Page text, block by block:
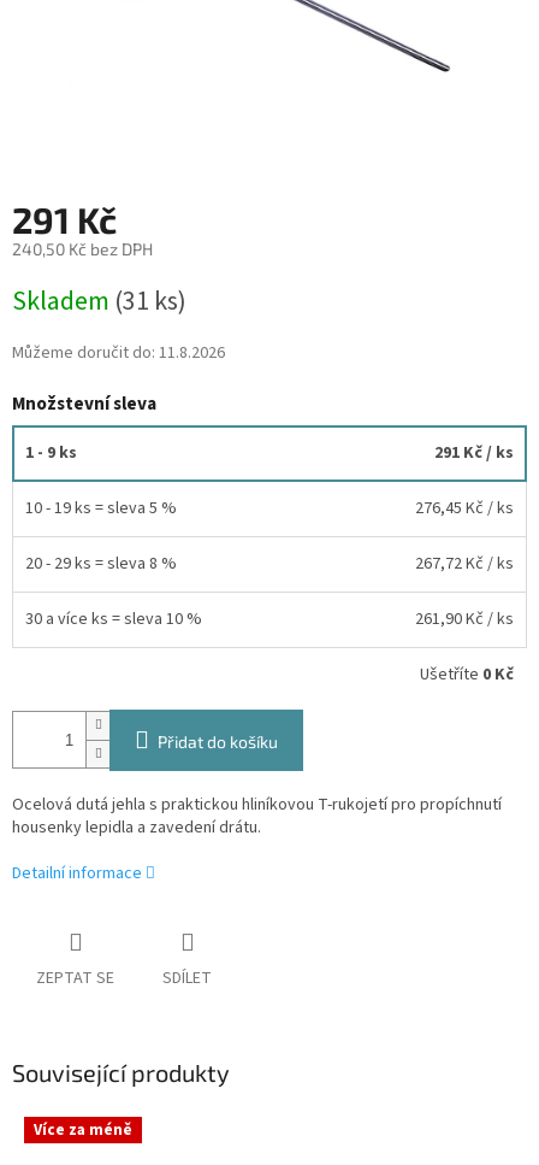
291 Kč
240,50 Kč bez DPH
cena:
Skladem (31 ks)
Můžeme doručit do: 11.8.2026
Množstevní sleva
1 - 9 ks 291 Kč/ ks
10 - 19 ks = sleva 5 % 276,45 Kč / ks
20 - 29 ks = sleva 8 % 267,72 Kč / ks
30 a více ks = sleva 10 % 261,90 Kč / ks
Ušetříte 0 Kč
Přidat do košíku
Ocelová dutá jehla s praktickou hliníkovou T-rukojetí pro propíchnutí
housenky lepidla a zavedení drátu.
Detailní informace
ZEPTAT SE SDÍLET
Související produkty
Více za méně